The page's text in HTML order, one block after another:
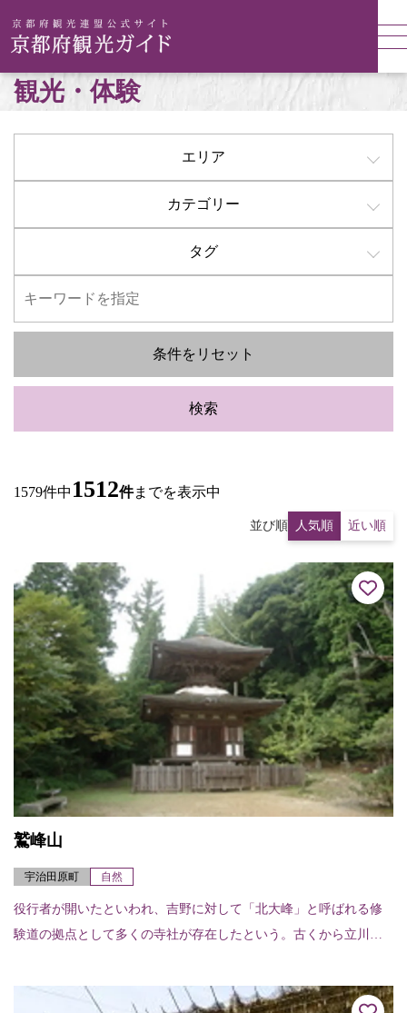
観光・体験
エリア
カテゴリー
タグ
条件をリセット
検索
1579件中 1512件までを表示中
並び順 人気順 近い順
鷲峰山
宇治田原町 自然
役行者が開いたといわれ、吉野に対して「北大峰」と呼ばれる修
験道の拠点として多くの寺社が存在したという。古くから立川大
の山頂付近には金...